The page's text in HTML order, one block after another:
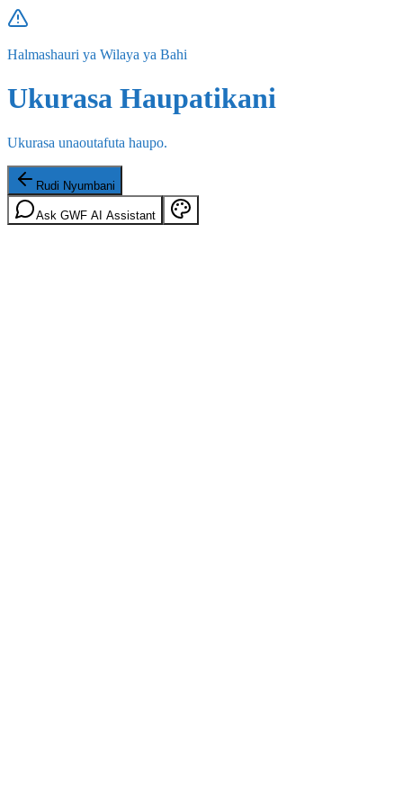
Halmashauri ya Wilaya ya Bahi
Ukurasa Haupatikani
Ukurasa unaoutafuta haupo.
Rudi Nyumbani
Ask GWF AI Assistant